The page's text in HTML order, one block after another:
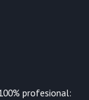
profesional: